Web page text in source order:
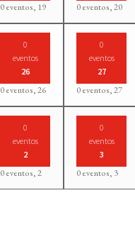
0 eventos, 19 0 eventos,20
0
eventos
26
0 eventos,26
0
eventos
27
0 eventos,27
0
eventos
2
0 eventos,2
0
eventos
3
0 eventos, 3